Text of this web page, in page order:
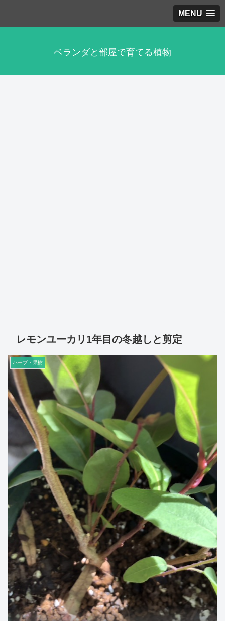
MENU
ベランダと部屋で育てる植物
レモンユーカリ1年目の冬越しと剪定
ハーブ・果樹